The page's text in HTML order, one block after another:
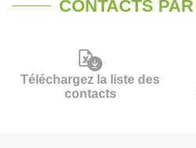
CONTACTS
Téléchargez la liste des
contacts